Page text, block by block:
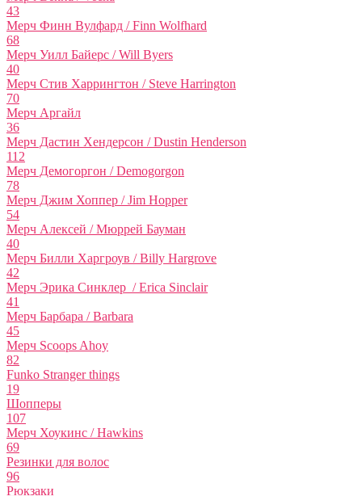
43
Мерч Финн Вулфард / Finn Wolfhard
68
Мерч Уилл Байерс / Will Byers
40
Мерч Стив Харрингтон / Steve Harrington
70
Мерч Аргайл
36
Мерч Дастин Хендерсон / Dustin Henderson
112
Мерч Демогоргон / Demogorgon
78
Мерч Джим Хоппер / Jim Hopper
54
Мерч Алексей / Мюррей Бауман
40
Мерч Билли Харгроув / Billy Hargrove
42
Мерч Эрика Синклер / Erica Sinclair
41
Мерч Барбара / Barbara
45
Мерч Scoops Ahoy
82
Funko Stranger things
19
Шопперы
107
Мерч Хоукинс / Hawkins
69
Резинки для волос
96
Рюкзаки